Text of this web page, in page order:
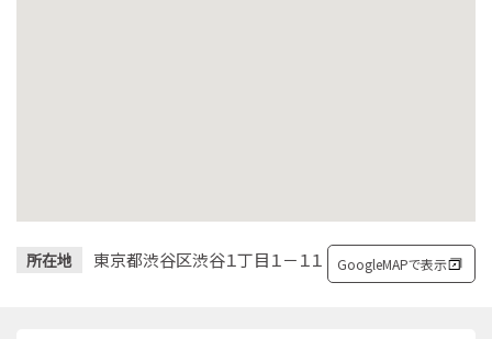
所在地 東京都渋谷区渋谷１丁目１－１１ GoogleMAPで表示